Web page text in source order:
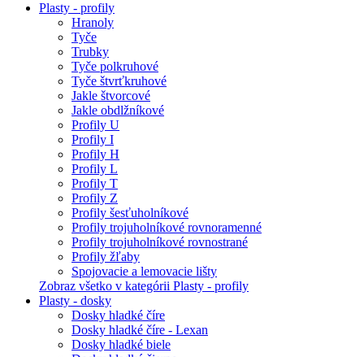
Plasty - profily
Hranoly
Tyče
Trubky
Tyče polkruhové
Tyče štvrťkruhové
Jakle štvorcové
Jakle obdlžníkové
Profily U
Profily I
Profily H
Profily L
Profily T
Profily Z
Profily šesťuholníkové
Profily trojuholníkové rovnoramenné
Profily trojuholníkové rovnostrané
Profily žľaby
Spojovacie a lemovacie lišty
Zobraz všetko v kategórii Plasty - profily
Plasty - dosky
Dosky hladké číre
Dosky hladké číre - Lexan
Dosky hladké biele